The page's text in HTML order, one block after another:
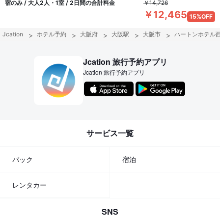
宿のみ / 大人2人・1室 / 2日間の合計料金 ￥14,726
￥12,465 15%OFF
Jcation ホテル予約 大阪府 大阪駅 大阪市 ハートンホテル
Jcation 旅行予約アプリ
Jcation 旅行予約アプリ
サービス一覧
パック 宿泊
レンタカー
SNS